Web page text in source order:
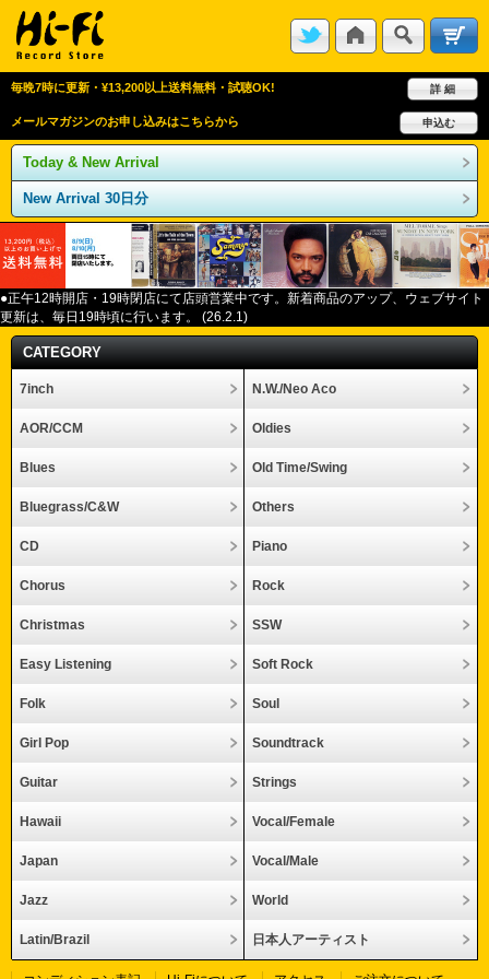
毎晩7時に更新・¥13,200以上送料無料・試聴OK! 詳 細
メールマガジンのお申し込みはこちらから 申込む
Today & New Arrival
New Arrival 30日分
●正午12時開店・ 19時閉店にて店頭営業中です。新着商品のアップ、ウェブサイト
更新は、毎日 19時頃に行います。 (26.2.1)
CATEGORY
7inch N.W./Neo Aco
AOR/CCM Oldies
Blues Old Time/Swing
Bluegrass/C&W Others
CD Piano
Chorus Rock
Christmas SSW
Easy Listening Soft Rock
Folk Soul
Girl Pop Soundtrack
Guitar Strings
Hawaii Vocal/Female
Japan Vocal/Male
Jazz World
Latin/Brazil 日本人アーティスト